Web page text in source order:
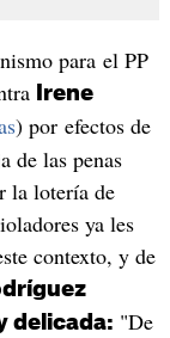
para el PP
Irene
) por efectos de
de las penas
la lotería de
ya les
contexto, y de
delicada: "De